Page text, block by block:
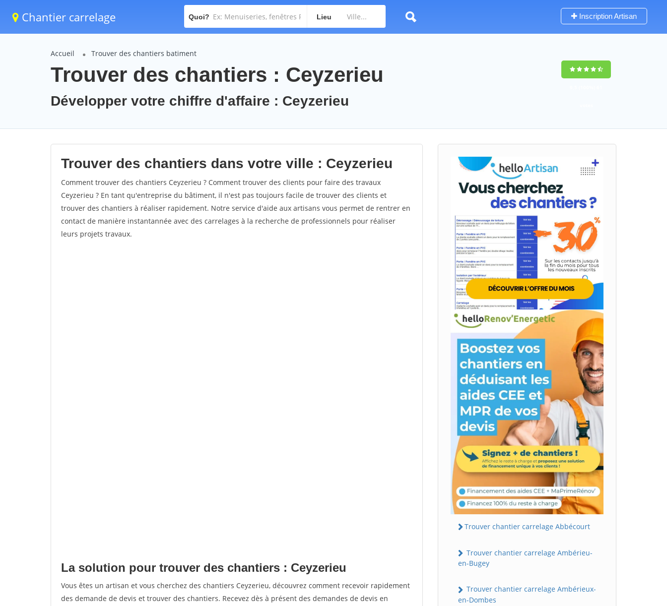
Chantier carrelage Quoi? Lieu Inscription Artisan
Accueil Trouver des chantiers batiment
Trouver des chantiers : Ceyzerieu
Développer votre chiffre d'affaire : Ceyzerieu
Trouver des chantiers dans votre ville : Ceyzerieu
Comment trouver des chantiers Ceyzerieu ? Comment trouver des clients pour faire des travaux
Ceyzerieu ? En tant qu'entreprise du bâtiment, il n'est pas toujours facile de trouver des clients et
trouver des chantiers à réaliser rapidement. Notre service d'aide aux artisans vous permet de rentrer en
contact de manière instantannée avec des carrelages à la recherche de professionnels pour réaliser
leurs projets travaux.
La solution pour trouver des chantiers : Ceyzerieu
Vous êtes un artisan et vous cherchez des chantiers Ceyzerieu, découvrez comment recevoir rapidement
des demande de devis et trouver des chantiers. Recevez dès à présent des demandes de devis en
Trouver chantier carrelage Abbécourt
Trouver chantier carrelage Ambérieu-
en-Bugey
Trouver chantier carrelage Ambérieux-
en-Dombes